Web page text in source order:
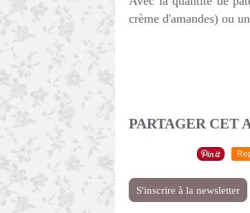
crème d'amandes) ou
PARTAGER CET
S'inscrire à la newsletter